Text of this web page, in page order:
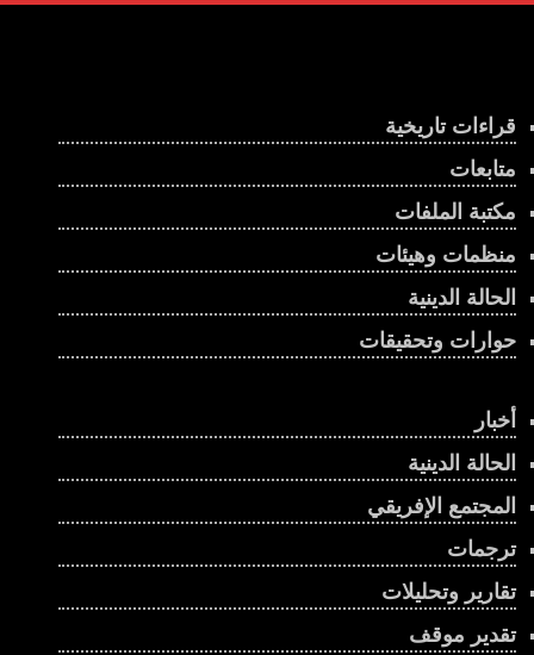
قراءات تاريخية
متابعات
مكتبة الملفات
منظمات وهيئات
الحالة الدينية
حوارات وتحقيقات
أخبار
الحالة الدينية
المجتمع الإفريقي
ترجمات
تقارير وتحليلات
تقدير موقف